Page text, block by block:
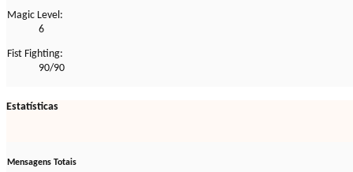
Magic Level:
6
Fist Fighting:
90/90
Estatísticas
Mensagens Totais